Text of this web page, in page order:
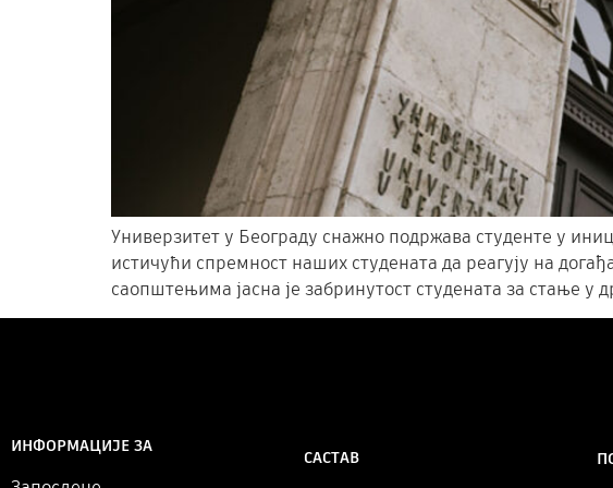
Универзитет у Београду снажно подржава студенте у
истичући спремност наших студената да реагују на
саопштењима јасна је забринутост студената за стање
ИНФОРМАЦИЈЕ ЗА
САСТАВ